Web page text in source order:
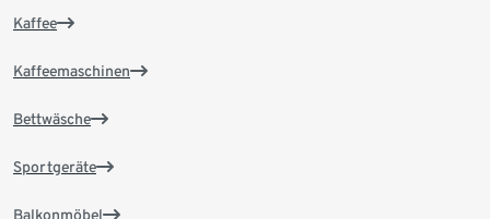
Kaffee
Kaffeemaschinen
Bettwäsche
Sportgeräte
Balkonmöbel